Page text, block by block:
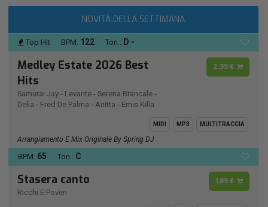
NOVITÀ DELLA SETTIMANA
Top Hit BPM: 122 Ton.: D -
Medley Estate 2026 Best
Hits
Samurai Jay - Levante - Serena Brancale -
Delia - Fred De Palma - Anitta - Emis Killa
2,99 €
MIDI MP3 MULTITRACCIA
Arrangiamento E Mix Originale By Spring DJ
BPM: 65 Ton.: C
Stasera canto
Ricchi E Poveri
1,89 €